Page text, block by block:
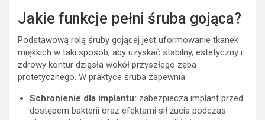
Jakie funkcje pełni śruba gojąca?
Podstawową rolą śruby gojącej jest uformowanie tkanek
miękkich w taki sposób, aby uzyskać stabilny, estetyczny i
zdrowy kontur dziąsła wokół przyszłego zęba
protetycznego. W praktyce śruba zapewnia:
Schronienie dla implantu: zabezpiecza implant przed
dostępem bakterii oraz efektami sił żucia podczas